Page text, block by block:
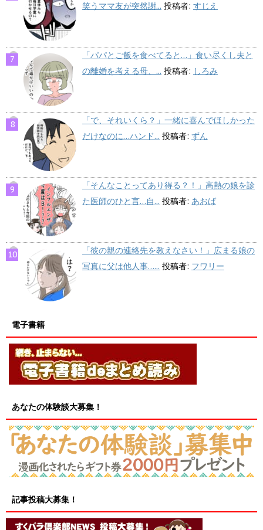
笑うママ友が突然謝... 投稿者: すじえ
「パパとご飯を食べてると…」食い尽くし夫と
の離婚を考える母、... 投稿者: しろみ
「で、それいくら？」一緒に喜んでほしかった
だけなのに…ハンド... 投稿者: ずん
「そんなことってあり得る？！」高熱の娘を診
た医師のひと言…自... 投稿者: あおば
「彼の親の連絡先を教えなさい！」広まる娘の
写真に父は他人事…... 投稿者: フワリー
電子書籍
あなたの体験談大募集！
記事投稿大募集！